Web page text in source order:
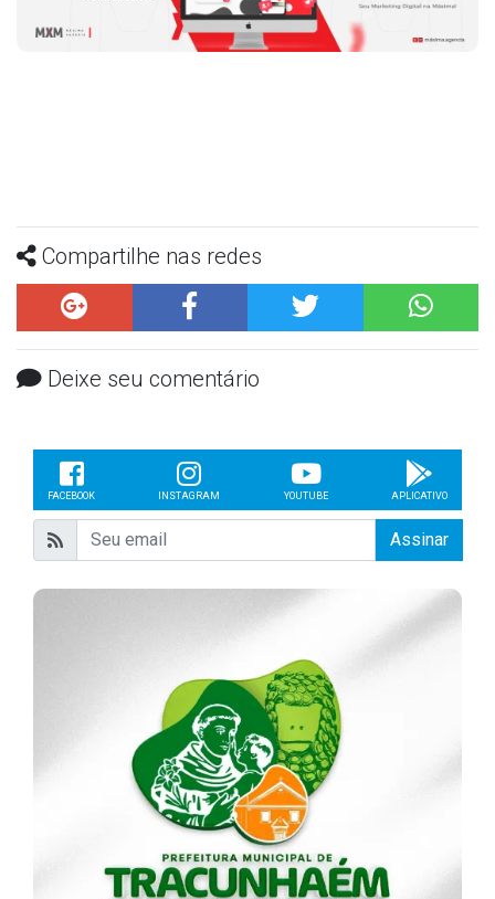
Compartilhe nas redes
Deixe seu comentário
FACEBOOK INSTAGRAM YOUTUBE APLICATIVO
Assinar